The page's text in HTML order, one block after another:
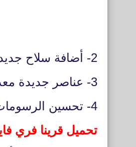
2- أضافة سلاح جديد باسم AUG
3- عناصر جديدة معدات إحيا فقط فى كلاش سكواد
4- تحسين الرسومات المتحركة فى المظلة والكثير.
تحميل قرينا فري